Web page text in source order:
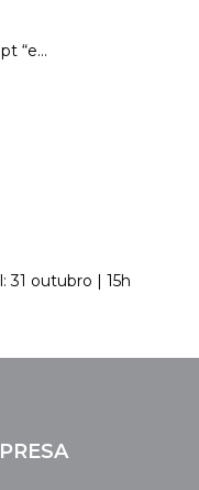
“e…
31 outubro | 15h